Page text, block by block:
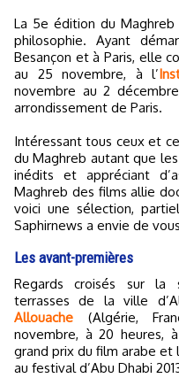
La 5e édition du
philosophie. Ayant
Besançon et à Paris, elle
au 25 novembre, à l’
novembre au 2
arrondissement de Paris.
Intéressant tous ceux et
du Maghreb autant que
inédits et appréciant
Maghreb des films allie
voici une sélection,
Saphirnews a envie de
Les avant-premières
Regards croisés sur la société algérienne depuis cinq
terrasses de la ville
Allouache (Algérie,
novembre, à 20 heures,
grand prix du film arabe
au festival d’Abu Dhabi